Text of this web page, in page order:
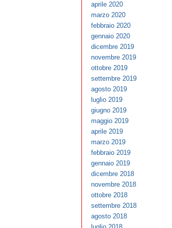
aprile 2020
marzo 2020
febbraio 2020
gennaio 2020
dicembre 2019
novembre 2019
ottobre 2019
settembre 2019
agosto 2019
luglio 2019
giugno 2019
maggio 2019
aprile 2019
marzo 2019
febbraio 2019
gennaio 2019
dicembre 2018
novembre 2018
ottobre 2018
settembre 2018
agosto 2018